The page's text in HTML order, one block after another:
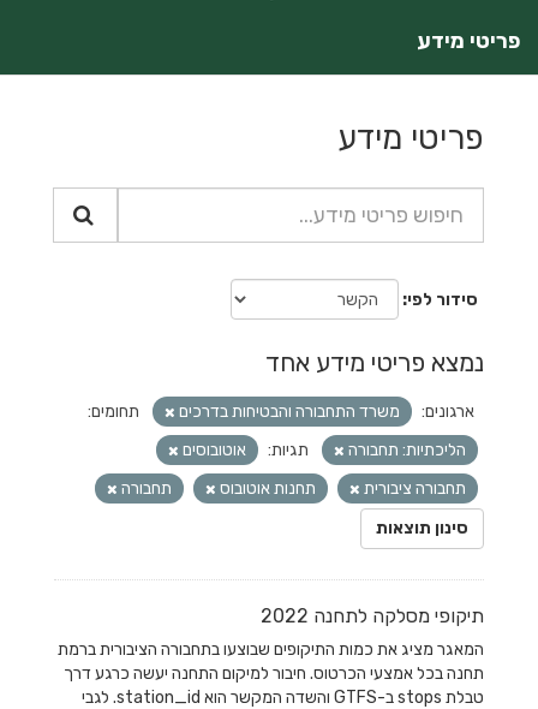
פריטי מידע
פריטי מידע
סידור לפי
נמצא פריטי מידע אחד
ארגונים: משרד התחבורה והבטיחות בדרכים
תחומים:
הליכתיות: תחבורה
תגיות:
אוטובוסים
תחבורה ציבורית
תחנות אוטובוס
תחבורה
סינון תוצאות
תיקופי מסלקה לתחנה 2022
המאגר מציג את כמות התיקופים שבוצעו בתחבורה הציבורית ברמת
תחנה בכל אמצעי הכרטוס. חיבור למיקום התחנה יעשה כרגע דרך
טבלת stops ב-GTFS והשדה המקשר הוא station_id. לגבי